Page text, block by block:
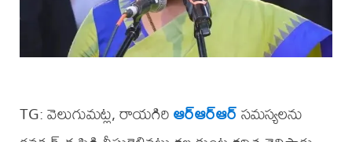
TG: వెలుగుమట్ల, రాయగిరిఆర్ఆర్ఆర్సమస్యలను